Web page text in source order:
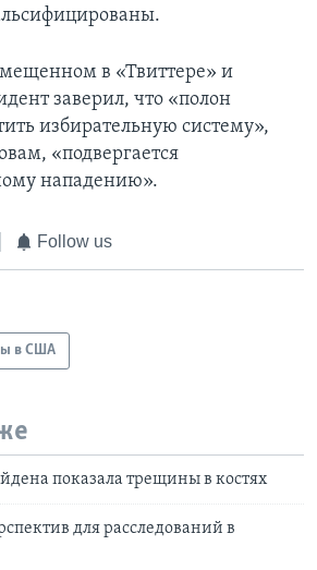
в «Твиттере» и
заверил, что «полон
избирательную систему»,
«подвергается
нападению».
Follow us
в США
показала трещины в костях
для расследований в